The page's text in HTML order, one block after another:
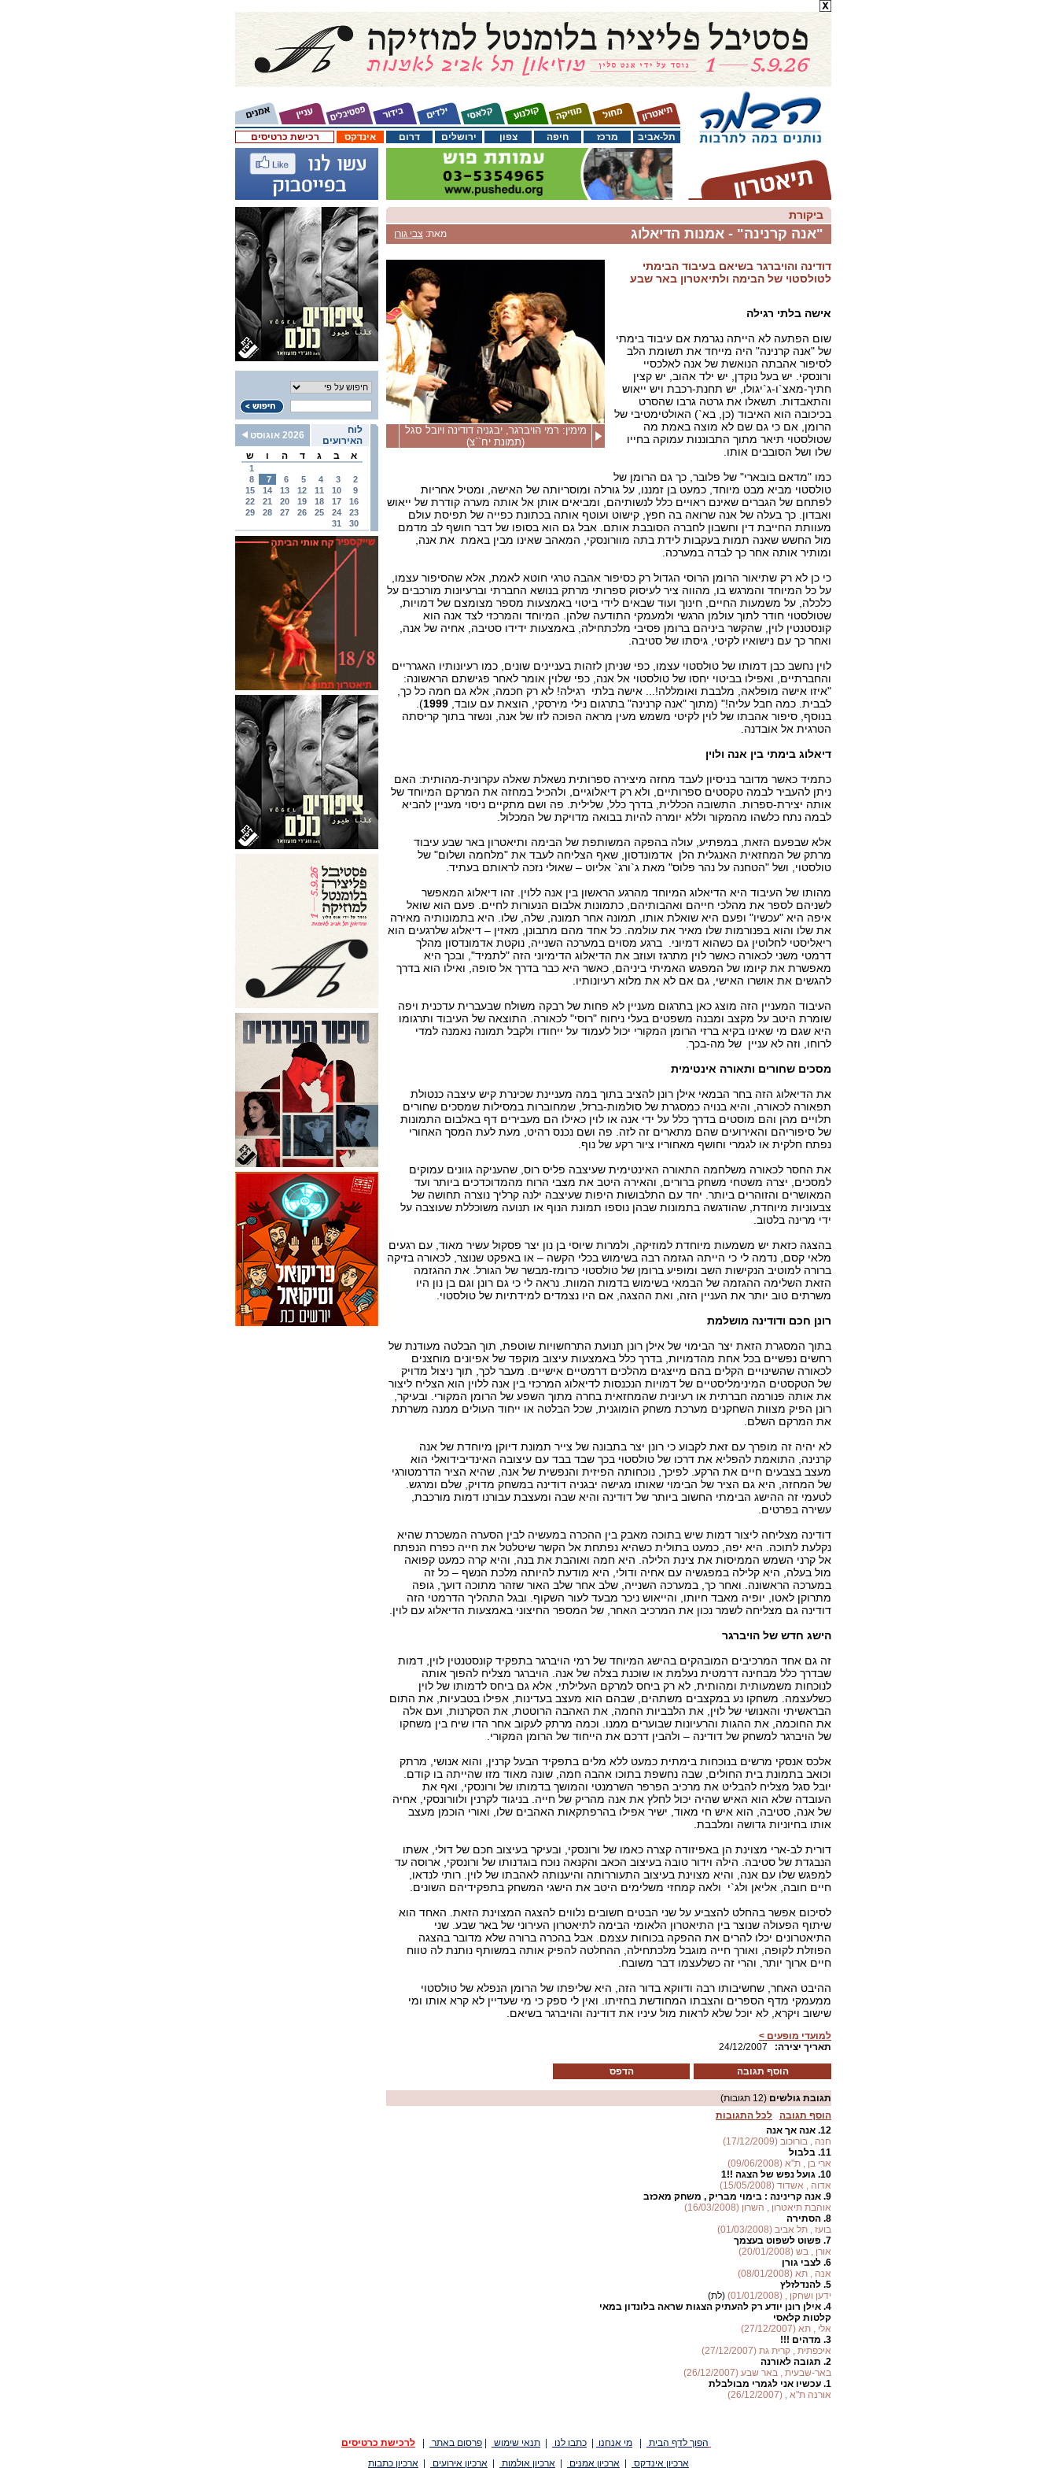
רכישת כרטיסים אינדקס דרום ירושלים צפון חיפה מרכז תל-אביב
לוח
האירועים
2026 אוגוסט
א
ב ג ד ה ו ש
1
2
3
4
5
6
7
8
9
10
11
12
13
14
15
16
17
18
19
20
21
22
23
24
25
26
27
28
29
30
31
ביקורת
מאת: צבי גורן "אנה קרנינה" - אמנות הדיאלוג
מימין: רמי הויברגר, יבגניה דודינה ויובל סגל
(תמונת יח``צ)
דודינה והויברגר בשיאם בעיבוד הבימתי
לטולסטוי של הבימה ולתיאטרון באר שבע
אישה בלתי רגילה
שום הפתעה לא הייתה נגרמת אם עיבוד בימתי
של "אנה קרנינה" היה מייחד את תשומת הלב
לסיפור אהבתה הנואשת של אנה לאלכסיי
ורונסקי. יש בעל נוקדן, יש ילד אהוב, יש קצין
חתיך-מאצ`ו-ג`יגולו, יש תחנת-רכבת ויש ייאוש
והתאבדות. תשאלו את גרטה גרבו שהסרט
בכיכובה הוא האיבוד (כן, בא`) האולטימטיבי של
הרומן, אם כי גם שם לא מוצה באמת מה
שטולסטוי תיאר מתוך התבוננות עמוקה בחייו
שלו ושל הסובבים אותו.
כמו "מדאם בובארי" של פלובר, כך גם הרומן של
טולסטוי מביא מבט מיוחד, כמעט בן זמננו, על גורלה ומוסריותה של האישה, ומטיל אחריות
לפתחם של הגברים שאינם ראויים כלל לנשותיהם, ומביאים אותן אל אותה מערה קודרת של ייאוש
ואבדון. כך בעלה של אנה שרואה בה חפץ, קישוט ועוטף אותה בכתונת כפייה של תפיסת עולם
מעוותת החייבת דין וחשבון לחברה הסובבת אותם. אבל גם הוא בסופו של דבר חושף לב מדמם
מול החשש שאנה תמות בעקבות לידת בתה מוורונסקי, המאהב שאינו מבין באמת את אנה,
ומותיר אותה אחר כך לבדה במערכה.
כי כן לא רק שתיאור הרומן הרוסי הגדול רק כסיפור אהבה טרגי חוטא לאמת, אלא שהסיפור עצמו,
על כל המיוחד והמרגש בו, מהווה ציר לעיסוק ספרותי מרתק בנושא החברתי וברעיונות מורכבים על
כלכלה, על משמעות החיים, חינוך ועוד שבאים לידי ביטוי באמצעות מספר מצומצם של דמויות,
שטולסטוי חודר לתוך עולמן הרגשי ולמעמקי התודעה שלהן. המיוחד והמרכזי לצד אנה הוא
קונסטנטין לוין, שהקשר ביניהם ברומן פסיבי מלכתחילה, באמצעות ידידו סטיבה, אחיה של אנה,
ואחר כך עם נישואיו לקיטי, גיסתו של סטיבה.
לוין נחשב כבן דמותו של טולסטוי עצמו, כפי שניתן לזהות בעניינים שונים, כמו רעיונותיו האגרריים
והחברתיים, ואפילו בביטוי יחסו של טולסטוי אל אנה, כפי שלוין אומר לאחר פגישתם הראשונה:
"איזו אישה מופלאה, מלבבת ואומללה!... אישה בלתי רגילה! לא רק חכמה, אלא גם חמה כל כך,
לבבית. כמה חבל עליה!" (מתוך "אנה קרנינה" בתרגום נילי מירסקי, הוצאת עם עובד, 1999
).
בנוסף, סיפור אהבתו של לוין לקיטי משמש מעין מראה הפוכה לזו של אנה, ונשזר בתוך קריסתה
הטרגית אל אובדנה.
דיאלוג בימתי בין אנה ולוין
כתמיד כאשר מדובר בניסיון לעבד מחזה מיצירה ספרותית נשאלת שאלה עקרונית-מהותית: האם
ניתן להעביר לבמה טקסטים ספרותיים, ולא רק דיאלוגיים, ולהכיל במחזה את המרקם המיוחד של
אותה יצירת-ספרות. התשובה הכללית, בדרך כלל, שלילית. פה ושם מתקיים ניסוי מעניין להביא
לבמה נתח כלשהו מהמקור וללא יומרה להיות בבואה מדויקת של המכלול.
אלא שבפעם הזאת, במפתיע, עולה בהפקה המשותפת של הבימה ותיאטרון באר שבע עיבוד
מרתק של המחזאית האנגלית הלן אדמונדסון, שאף הצליחה לעבד את "מלחמה ושלום" של
טולסטוי, ושל "הטחנה על נהר פלוס" מאת ג`ורג` אליוט – שאולי נזכה לראותם בעתיד.
מהותו של העיבוד היא הדיאלוג המיוחד מהרגע הראשון בין אנה ללוין. זהו דיאלוג המאפשר
לשניהם לספר את מהלכי חייהם ואהבותיהם, כתמונות אלבום הנעורות לחיים. פעם הוא שואל
איפה היא "עכשיו" ופעם היא שואלת אותו, תמונה אחר תמונה, שלה, שלו. היא בתמונותיה מאירה
את שלו והוא בפנורמות שלו מאיר את עולמה. כל אחד מהם מתבונן, מאזין – דיאלוג שלרגעים הוא
ריאליסטי לחלוטין גם כשהוא דמיוני. ברגע מסוים במערכה השנייה, נוקטת אדמונדסון מהלך
דרמטי משני לכאורה כאשר לוין מתרגז ועוזב את הדיאלוג הדימיוני הזה "לתמיד", ובכך היא
מאפשרת את קיומו של המפגש האמיתי ביניהם, כאשר היא כבר בדרך אל סופה, ואילו הוא בדרך
להגשים את אושרו האישי, גם אם לא את מלוא רעיונותיו.
העיבוד המעניין הזה מוצג כאן בתרגום מעניין לא פחות של רבקה משולח שבעברית עדכנית ויפה
שומרת היטב על מקצב ומבנה משפטים בעלי ניחוח "רוסי" לכאורה. התוצאה של העיבוד ותרגומו
היא שגם מי שאינו בקיא ברזי הרומן המקורי יכול לעמוד על ייחודו ולקבל תמונה נאמנה למדי
לרוחו, וזה לא עניין של מה-בכך.
מסכים שחורים ותאורה אינטימית
את הדיאלוג הזה בחר הבמאי אילן רונן להציב בתוך במה מעניינת שכינרת קיש עיצבה כנטולת
תפאורה לכאורה, והיא בנויה כמסגרת של סולמות-ברזל, שמחוברות במסילות שמסכים שחורים
תלויים מהן והם מוסטים בדרך כלל על ידי אנה או לוין כאילו הם מעבירים דף באלבום התמונות
של סיפוריהם והאירועים שהם מתארים זה לזה. פה ושם נכנס רהיט, מעת לעת המסך האחורי
נפתח חלקית או לגמרי וחושף מאחוריו ציור רקע של נוף.
את החסר לכאורה משלחמה התאורה האינטימית שעיצבה פליס רוס, שהעניקה גוונים עמוקים
למסכים, יצרה משטחי משחק ברורים, והאירה היטב את מצבי הרוח מהמדוכדכים ביותר ועד
המאושרים והזוהרים ביותר. יחד עם התלבושות היפות שעיצבה ילנה קרליך נוצרה תחושה של
צבעוניות מיוחדת, שהודגשה בתמונות שבהן נוספו תמונת הנוף או תנועה משוכללת שעוצבה על
ידי מרינה בלטוב.
בהצגה כזאת יש משמעות מיוחדת למוזיקה, ולמרות שיוסי בן נון יצר פסקול עשיר מאוד, עם רגעים
מלאי קסם, נדמה לי כי הייתה הגזמה רבה בשימוש בכלי הקשה – או באפקט שנוצר, לכאורה בזיקה
ברורה למוטיב הנקישות השב ומופיע ברומן של טולסטוי כרומז-מבשר של הגורל. את ההגזמה
הזאת השלימה ההגזמה של הבמאי בשימוש בדמות המוות. נראה לי כי גם רונן וגם בן נון היו
משרתים טוב יותר את העניין הזה, ואת ההצגה, אם היו נצמדים למידתיות של טולסטוי.
רונן חכם ודודינה מושלמת
בתוך המסגרת הזאת יצר הבימוי של אילן רונן תנועת התרחשויות שוטפת, תוך הבלטה מעודנת של
רחשים נפשיים בכל אחת מהדמויות, בדרך כלל באמצעות עיצוב מוקפד של אפיונים מוחצנים
לכאורה שהשינויים הקלים בהם מייצגים מהלכים דרמטיים אישיים. מעבר לכך, תוך ניצול מדויק
של הטקסטים המינימליסטיים של דמויות הנכנסות לדיאלוג המרכזי בין אנה ללוין הוא הצליח ליצור
את אותה פנורמה חברתית או רעיונית שהמחזאית בחרה מתוך השפע של הרומן המקורי. ובעיקר,
רונן הפיק מצוות השחקנים מערכת משחק הומוגנית, שכל הבלטה או ייחוד העולים ממנה משרתת
את המרקם השלם.
לא יהיה זה מופרך עם זאת לקבוע כי רונן יצר בתבונה של צייר תמונת דיוקן מיוחדת של אנה
קרנינה, התואמת להפליא את דרכו של טולסטוי בכך שבד בבד עם עיצובה האינדיבידואלי הוא
מעצב בצבעים חיים את הרקע. לפיכך, נוכחותה הפיזית והנפשית של אנה, שהיא הציר הדרמטורגי
של המחזה, היא גם הציר של הבימוי שאותו מגישה יבגניה דודינה במשחק מדויק, שלם ומרגש.
לטעמי זה ההישג הבימתי החשוב ביותר של דודינה והיא שבה ומעצבת עבורנו דמות מורכבת,
עשירה בפרטים.
דודינה מצליחה ליצור דמות שיש בתוכה מאבק בין ההכרה במעשיה לבין הסערה המשכרת שהיא
נקלעת לתוכה. היא יפה, כמעט בתולית כשהיא נפתחת אל הקשר שיטלטל את חייה כפרח הנפתח
אל קרני השמש הממיסות את צינת הלילה. היא חמה ואוהבת את בנה, והיא קרה כמעט קפואה
מול בעלה, היא קלילה במפגשיה עם אחיה ודולי, היא מודעת להיותה מלכת הנשף – כל זה
במערכה הראשונה. ואחר כך, במערכה השנייה, שלב אחר שלב האור שזהר מתוכה דועך, גופה
מתרוקן לאטו, יופיה מאבד חיותו, והייאוש ניכר מבעד לעור השקוף. ובגל התהליך הדרמטי הזה
דודינה גם מצליחה לשמר נכון את המרכיב האחר, של המספר החיצוני באמצעות הדיאלוג עם לוין.
הישג חדש של הויברגר
זה גם אחד המרכיבים המובהקים בהישג המיוחד של רמי הויברגר בתפקיד קונסטנטין לוין, דמות
שבדרך כלל מבחינה דרמטית נעלמת או שוכנת בצלה של אנה. הויברגר מצליח להפוך אותה
לנוכחות משמעותית ומהותית, לא רק ביחס למרקם העלילתי, אלא גם ביחס לדמותו של לוין
כשלעצמה. משחקו נע במקצבים משתהים, שבהם הוא מעצב בעדינות, אפילו בטבעיות, את התום
הבראשיתי והאנושי של לוין, את הלבביות החמה, את האהבה הרוטטת, את הסקרנות, ועם אלה
את החוכמה, את ההגות והרעיונות שבוערים ממנו. וכמה מרתק לעקוב אחר הדו שיח בין משחקו
של הויברגר למשחק של דודינה – ולהבין דרכם את הייחוד של הרומן המקורי.
אלכס אנסקי מרשים בנוכחות בימתית כמעט ללא מלים בתפקיד הבעל קרנין, והוא אנושי, מרתק
וכואב בתמונת בית החולים, שבה נחשפת בתוכו אהבה חמה, שונה מאוד מזו שהייתה בו קודם.
יובל סגל מצליח להבליט את מרכיב הפרפר השרמנטי והמושך בדמותו של ורונסקי, ואף את
העובדה שלא הוא האיש שהיה יכול לחלץ את אנה מהריק של חייה. בניגוד לקרנין ולוורונסקי, אחיה
של אנה, סטיבה, הוא איש חי מאוד, ישיר אפילו בהרפתקאות האהבים שלו, ואורי הוכמן מעצב
אותו בחיוניות גדושה ומלבבת.
דורית לב-ארי מצוינת הן באפיזודה קצרה כאמו של ורונסקי, ובעיקר בעיצוב חכם של דולי, אשתו
הנבגדת של סטיבה. הילה וידור טובה בעיצוב הכאב והקנאה נוכח בוגדנותו של ורונסקי, ארוסה עד
למפגש שלו עם אנה, והיא מצוינת בעיצוב התעוררותה והיענותה לאהבתו של לוין. רותי לנדאו,
חיים חובה, אליאן ולג`י ולאה קמחזי משלימים היטב את הישגי המשחק בתפקידיהם השונים.
לסיכום אפשר בהחלט להצביע על שני הבטים חשובים נלווים להצגה המצוינת הזאת. האחד הוא
שיתוף הפעולה שנוצר בין התיאטרון הלאומי הבימה לתיאטרון העירוני של באר שבע. שני
התיאטרונים יכלו להרים את ההפקה בכוחות עצמם. אבל בהכרה ברורה שלא מדובר בהצגה
הפוזלת לקופה, ואורך חייה מוגבל מלכתחילה, ההחלטה להפיק אותה במשותף נותנת לה טווח
חיים ארוך יותר, והרי זה כשלעצמו דבר משובח.
ההיבט האחר, שחשיבותו רבה ודווקא בדור הזה, היא שליפתו של הרומן הנפלא של טולסטוי
ממעמקי מדף הספרים והצבתו המחודשת בחזיתו. ואין לי ספק כי מי שעדיין לא קרא אותו ומי
שישוב ויקרא, לא יוכל שלא לראות מול עיניו את דודינה והויברגר בשיאם.
למועדי מופעים >
24/12/2007
:תאריך יצירה
הדפס הוסף תגובה
תגובת גולשים (12 תגובות)
הוסף תגובה
לכל התגובות
12. אנה אך אנה
חנה , בורוכוב (17/12/2009)
11. בלבול
ארי בן , ת"א (09/06/2008)
10. גועל נפש של הצגה !!1
אדוה , אשדוד (15/05/2008)
9. אנה קרינינה : בימוי מבריק , משחק מאכזב
אוהבת תיאטרון , השרון (16/03/2008)
8. הסתירה
בועז , תל אביב (01/03/2008)
7. פשוט לשפוט בעצמך
אורן , בש (20/01/2008)
6. לצבי גורן
אנה , תא (08/01/2008)
5. להנדלזלץ
ידען ושחקן , (01/01/2008)
(לת)
4. אילן רונן יודע רק להעתיק הצגות שראה בלונדון במאי
קלטות קלאסי
אלי , תא (27/12/2007)
3. מדהים !!!
איכפתית , קרית גת (27/12/2007)
2. תגובה לאורנה
באר-שבעית , באר שבע (26/12/2007)
1. עכשיו אני לגמרי מבולבלת
אורנה ת"א , (26/12/2007)
הפוך לדף הבית מי אנחנו כתבו לנו תנאי שימוש פרסום באתר
לרכישת כרטיסים
ארכיון אינדקס
ארכיון אמנים ארכיון אולמות ארכיון אירועים ארכיון כתבות